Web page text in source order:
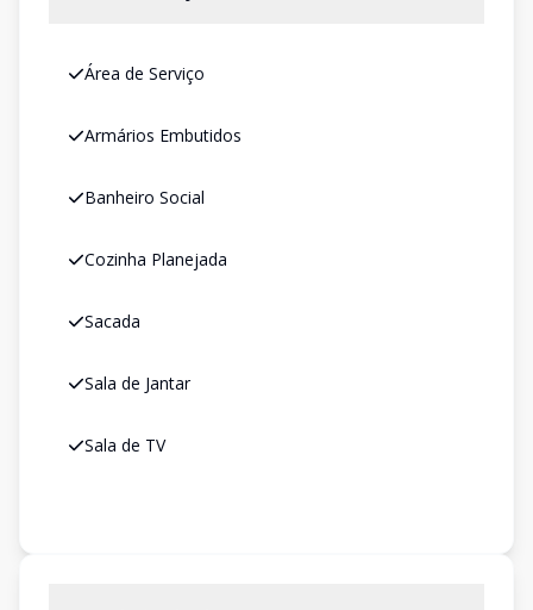
Área de Serviço
Armários Embutidos
Banheiro Social
Cozinha Planejada
Sacada
Sala de Jantar
Sala de TV